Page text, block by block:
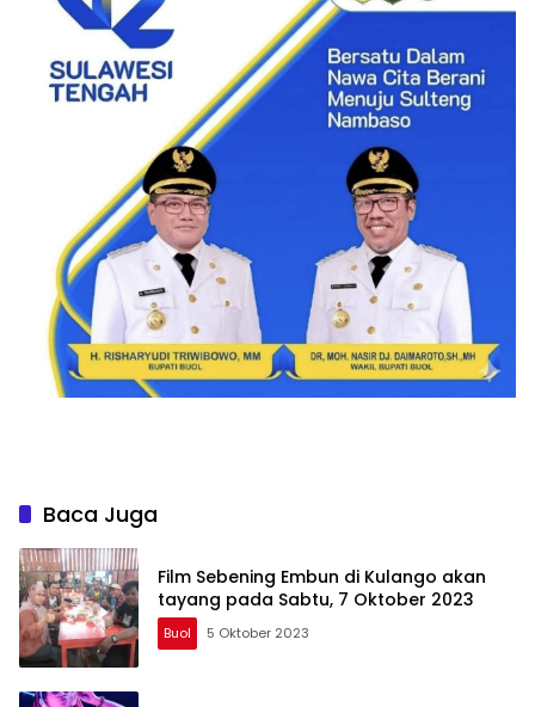
Baca Juga
Film Sebening Embun di Kulango akan
tayang pada Sabtu, 7 Oktober 2023
Buol 5 Oktober 2023